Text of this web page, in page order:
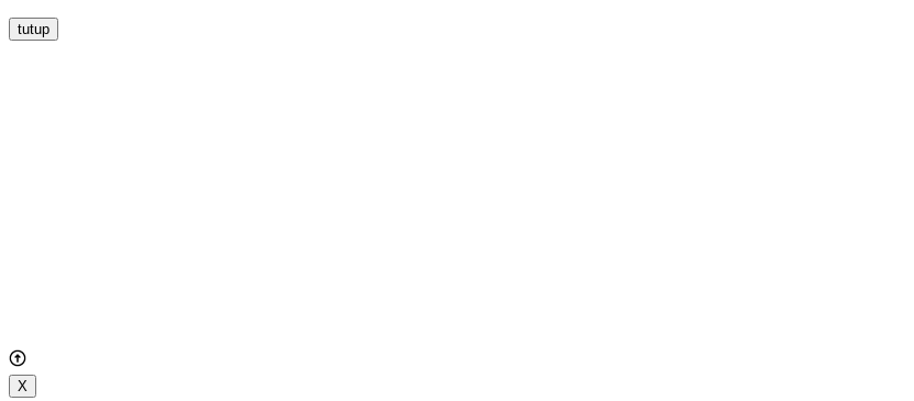
tutup
X